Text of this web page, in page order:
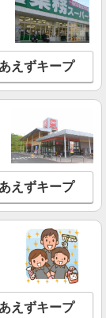
。・゜+゜
を見る
る携帯販売
能力による） ※
定あり） ゜
+゜ 入社祝い金10
・゜+゜
を見る
フ
能力による） ※
定あり） ゜
+゜ 入社祝い金10
ップ
えずキープ
太田市・館林市
えずキープ
えずキープ